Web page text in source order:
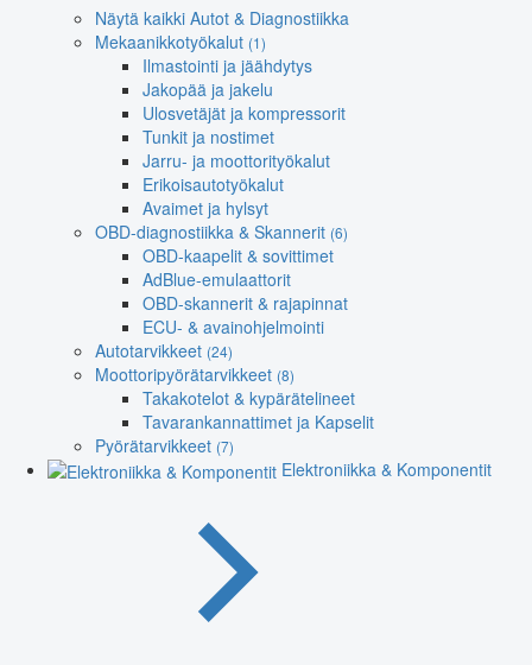
Näytä kaikki Autot & Diagnostiikka
Mekaanikkotyökalut (1)
Ilmastointi ja jäähdytys
Jakopää ja jakelu
Ulosvetäjät ja kompressorit
Tunkit ja nostimet
Jarru- ja moottorityökalut
Erikoisautotyökalut
Avaimet ja hylsyt
OBD-diagnostiikka & Skannerit (6)
OBD-kaapelit & sovittimet
AdBlue-emulaattorit
OBD-skannerit & rajapinnat
ECU- & avainohjelmointi
Autotarvikkeet (24)
Moottoripyörätarvikkeet (8)
Takakotelot & kypärätelineet
Tavarankannattimet ja Kapselit
Pyörätarvikkeet (7)
Elektroniikka & Komponentit